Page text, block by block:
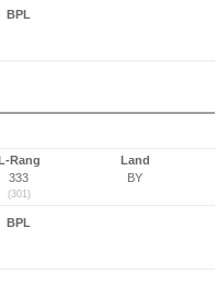
BPL
L-Rang
333
(301)
Land
BY
BPL